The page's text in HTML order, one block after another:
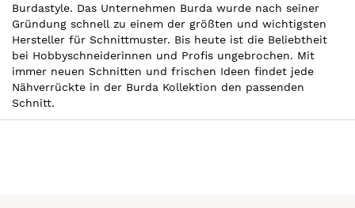
Burdastyle. Das Unternehmen Burda wurde nach seiner
Gründung schnell zu einem der größten und wichtigsten
Hersteller für Schnittmuster. Bis heute ist die Beliebtheit
bei Hobbyschneiderinnen und Profis ungebrochen. Mit
immer neuen Schnitten und frischen Ideen findet jede
Nähverrückte in der Burda Kollektion den passenden
Schnitt.